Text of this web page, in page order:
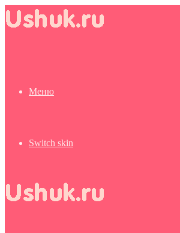
Меню
Switch skin